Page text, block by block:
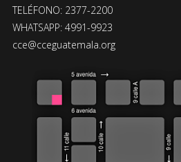
TELÉFONO: 2377-2200
WHATSAPP: 4991-9923
cce@cceguatemala.org